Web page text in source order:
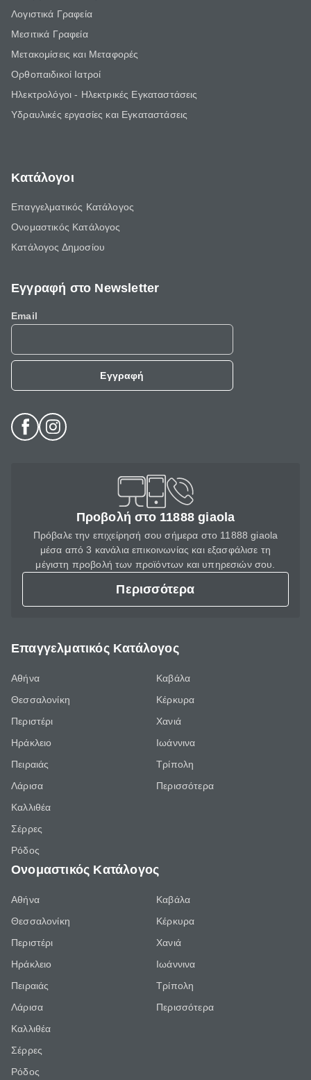
Λογιστικά Γραφεία
Μεσιτικά Γραφεία
Μετακομίσεις και Μεταφορές
Ορθοπαιδικοί Ιατροί
Ηλεκτρολόγοι - Ηλεκτρικές Εγκαταστάσεις
Υδραυλικές εργασίες και Εγκαταστάσεις
Κατάλογοι
Επαγγελματικός Κατάλογος
Ονομαστικός Κατάλογος
Κατάλογος Δημοσίου
Εγγραφή στο Newsletter
Email
Εγγραφή
Προβολή στο 11888 giaola
Πρόβαλε την επιχείρησή σου σήμερα στο 11888 giaola
μέσα από 3 κανάλια επικοινωνίας και εξασφάλισε τη
μέγιστη προβολή των προϊόντων και υπηρεσιών σου.
Περισσότερα
Επαγγελματικός Κατάλογος
Αθήνα
Θεσσαλονίκη
Περιστέρι
Ηράκλειο
Πειραιάς
Λάρισα
Καλλιθέα
Σέρρες
Ρόδος
Καβάλα
Κέρκυρα
Χανιά
Ιωάννινα
Τρίπολη
Περισσότερα
Ονομαστικός Κατάλογος
Αθήνα
Θεσσαλονίκη
Περιστέρι
Ηράκλειο
Πειραιάς
Λάρισα
Καλλιθέα
Σέρρες
Ρόδος
Καβάλα
Κέρκυρα
Χανιά
Ιωάννινα
Τρίπολη
Περισσότερα